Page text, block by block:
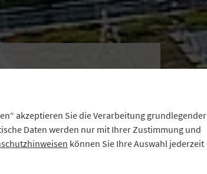
Energie
akzeptieren Sie die Verarbeitung grundlegender
Daten werden nur mit Ihrer Zustimmung und
können Sie Ihre Auswahl jederzeit